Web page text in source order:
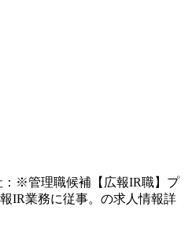
：※管理職候補【広報IR職】プ
IR業務に従事。の求人情報詳